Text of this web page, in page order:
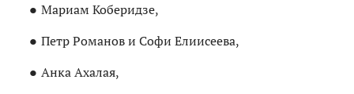
Мариам Коберидзе,
Петр Романов и Софи Елиисеева,
Анка Ахалая,